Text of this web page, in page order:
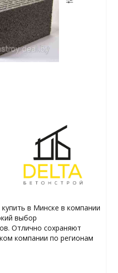
в Минске в компании
выбор
Отлично сохраняют
компании по регионам